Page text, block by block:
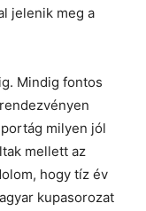
jelenik meg a
Mindig fontos
milyen jól
mellett az
hogy tíz év
kupasorozat